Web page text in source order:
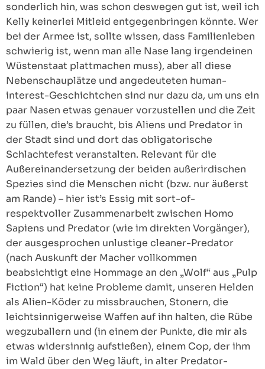
sonderlich hin, was schon deswegen gut ist, weil ich
Kelly keinerlei Mitleid entgegenbringen könnte. Wer
bei der Armee ist, sollte wissen, dass Familienleben
schwierig ist, wenn man alle Nase lang irgendeinen
Wüstenstaat plattmachen muss), aber all diese
Nebenschauplätze und angedeuteten human-
interest-Geschichtchen sind nur dazu da, um uns ein
paar Nasen etwas genauer vorzustellen und die Zeit
zu füllen, die’s braucht, bis Aliens und Predator in
der Stadt sind und dort das obligatorische
Schlachtefest veranstalten. Relevant für die
Außereinandersetzung der beiden außerirdischen
Spezies sind die Menschen nicht (bzw. nur äußerst
am Rande) – hier ist’s Essig mit sort-of-
respektvoller Zusammenarbeit zwischen Homo
Sapiens und Predator (wie im direkten Vorgänger),
der ausgesprochen unlustige cleaner-Predator
(nach Auskunft der Macher vollkommen
beabsichtigt eine Hommage an den „Wolf“ aus „Pulp
Fiction“) hat keine Probleme damit, unseren Helden
als Alien-Köder zu missbrauchen, Stonern, die
leichtsinnigerweise Waffen auf ihn halten, die Rübe
wegzuballern und (in einem der Punkte, die mir als
etwas widersinnig aufstießen), einem Cop, der ihm
im Wald über den Weg läuft, in alter Predator-